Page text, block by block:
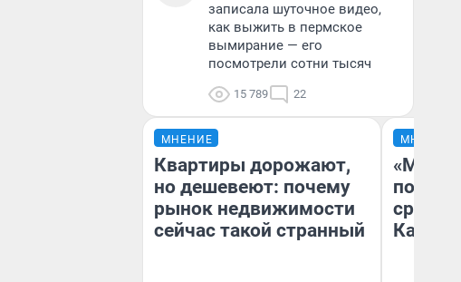
записала шуточное видео,
как выжить в пермское
вымирание — его
посмотрели сотни тысяч
15 789 22
МНЕНИЕ
Квартиры дорожают,
но дешевеют: почему
рынок недвижимости
сейчас такой странный
МНЕНИЕ